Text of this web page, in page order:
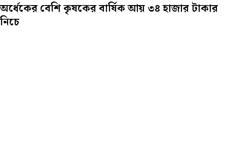
অর্ধেকের বেশি কৃষকের বার্ষিক আয় ৩৪ হাজার টাকার
নিচে